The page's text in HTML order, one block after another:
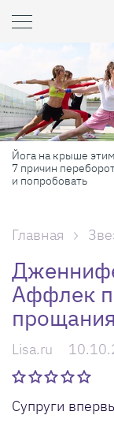
Йога на крыше
7 причин
и попробовать
Главная
Аффлек
Lisa.ru
Супруги